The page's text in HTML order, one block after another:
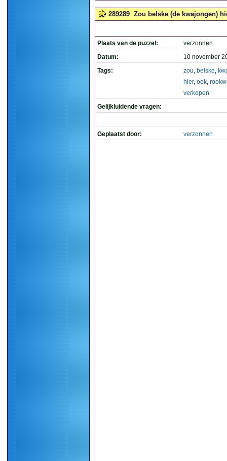
289289 Zou belske (de kwajongen)
Plaats van de puzzel:
verzonnen
Datum:
10 november
Tags:
zou, belske,
hier, ook,
verkopen
Gelijkluidende vragen:
Geplaatst door: verzonnen